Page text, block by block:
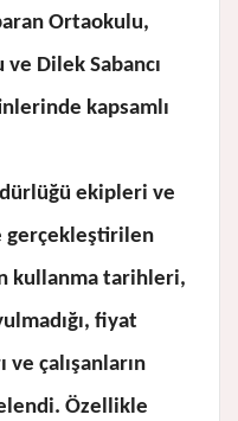
Ortaokulu,
Dilek Sabancı
kapsamlı
ekipleri ve
gerçekleştirilen
kullanma tarihleri,
fiyat
çalışanların
Özellikle